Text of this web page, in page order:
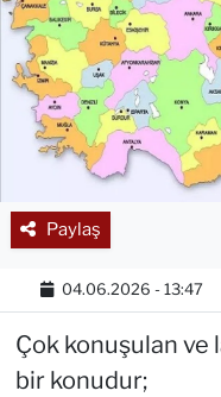
Paylaş
04.06.2026 - 13:47
Çok konuşulan ve
bir konudur;